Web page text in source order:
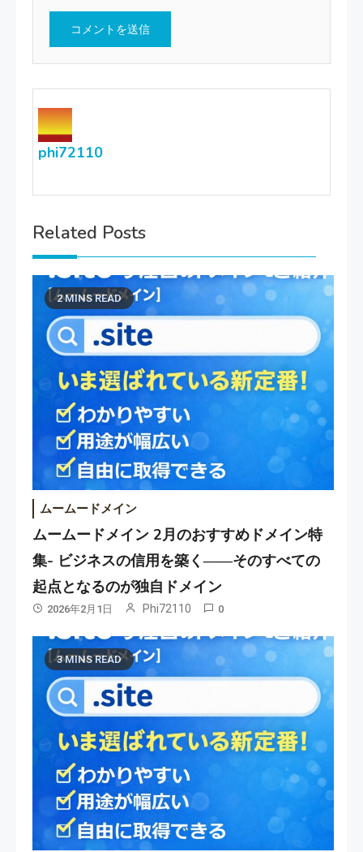
phi72110
Related Posts
2 MINS READ
ムームードメイン
ムームードメイン 2月のおすすめドメイン特
集- ビジネスの信用を築く――そのすべての
起点となるのが独自ドメイン
2026年2月1日 Phi72110 0
3 MINS READ